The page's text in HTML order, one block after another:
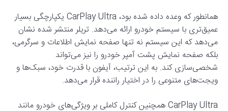
همانطور که وعده داده شده بود، CarPlay Ultra یکپارچگی بسیار
عمیق‌تری با سیستم خودرو ارائه می‌دهد. تریلر منتشر شده نشان
می‌دهد که این سیستم نه تنها صفحه نمایش اطلاعات و سرگرمی،
بلکه صفحه نمایش پشت آمپر خودرو را نیز می‌تواند
شخصی‌سازی کند. به این ترتیب، آیفون با قدرت خود، سبک‌ها و
ویجت‌های متنوعی را در اختیار راننده قرار می‌دهد.
CarPlay Ultra همچنین کنترل کاملی بر ویژگی‌های خودرو مانند